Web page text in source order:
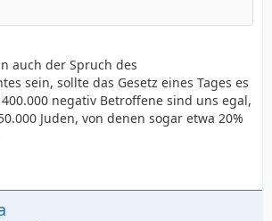
auch der Spruch des
sein, sollte das Gesetz eines Tages es
negativ Betroffene sind uns egal,
Juden, von denen sogar etwa 20%